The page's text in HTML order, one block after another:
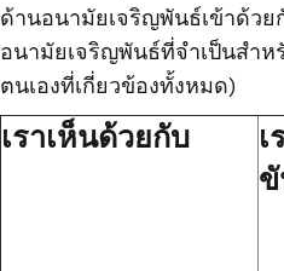
ด้านอนามัยเจริญพันธ์เข้าด้ว
อนามัยเจริญพันธ์ที่จำเป็นสำห
ตนเองที่เกี่ยวข้องทั้งหมด)
เราเห็นด้วยกับ
ขั